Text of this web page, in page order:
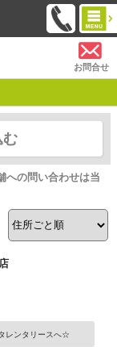
お問合せ
む
への問い合わせは当
レンタリースへ☆